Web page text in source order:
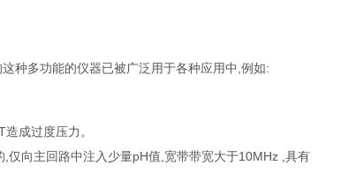
种多功能的仪器已被广泛用于各种应用中,例如:
成过度压力。
向主回路中注入少量pH值,宽带带宽大于10MHz ,具有